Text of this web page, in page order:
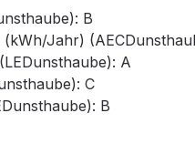
B
Jahr)
A
C
B